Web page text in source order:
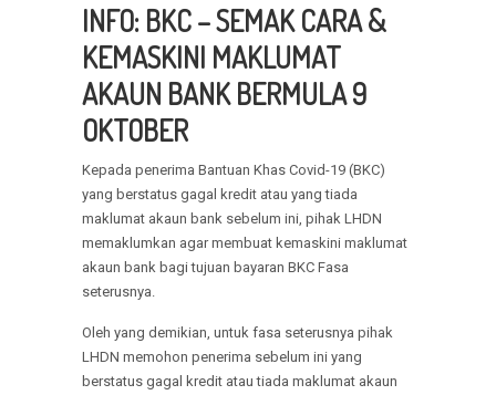
INFO: BKC – SEMAK CARA&
KEMASKINI MAKLUMAT
AKAUN BANK BERMULA 9
OKTOBER
Kepada penerima Bantuan Khas Covid-19 (BKC)
yang berstatus gagal kredit atau yang tiada
maklumat akaun bank sebelum ini, pihak LHDN
memaklumkan agar membuat kemaskini maklumat
akaun bank bagi tujuan bayaran BKC Fasa
seterusnya.
Oleh yang demikian, untuk fasa seterusnya pihak
LHDN memohon penerima sebelum ini yang
berstatus gagal kredit atau tiada maklumat akaun